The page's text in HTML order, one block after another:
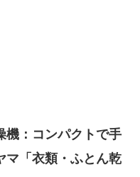
機：コンパクトで手
「衣類・ふとん乾